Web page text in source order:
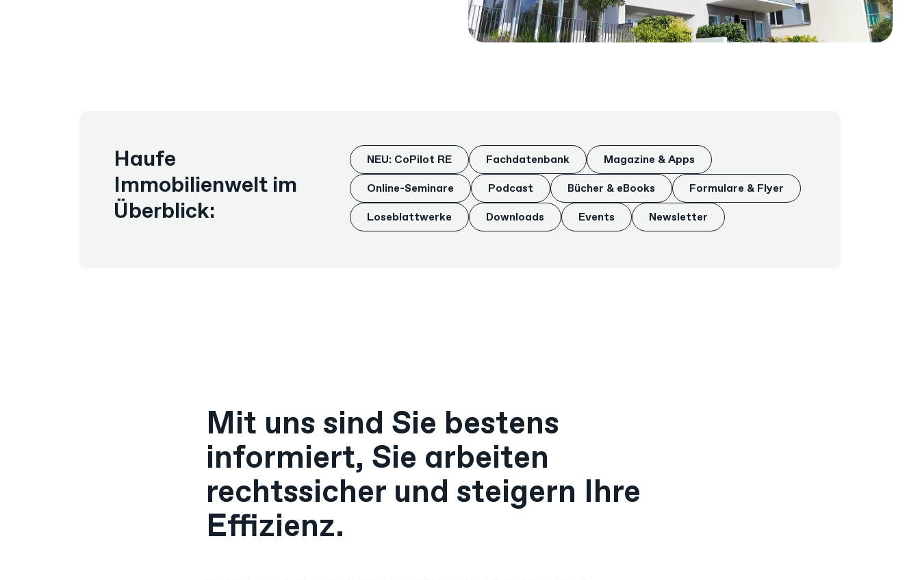
Haufe
Immobilienwelt im
Überblick:
NEU: CoPilot RE Fachdatenbank Magazine & Apps
Online-Seminare Podcast Bücher & eBooks Formulare & Flyer
Loseblattwerke Downloads Events Newsletter
Mit uns sind Sie bestens
informiert, Sie arbeiten
rechtssicher und steigern Ihre
Effizienz.